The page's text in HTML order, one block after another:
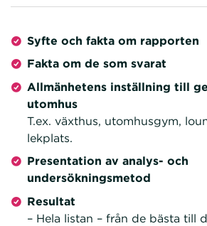
Syfte och fakta om rapporten
Fakta om de som svarat
Allmänhetens inställning till
utomhus
T.ex. växthus, utomhusgym,
lekplats.
Presentation av analys- och
undersökningsmetod
Resultat
– Hela listan – från de bästa till